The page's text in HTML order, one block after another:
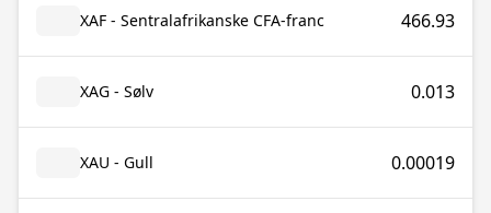
XAF - Sentralafrikanske CFA-franc 466.93
XAG - Sølv 0.013
XAU - Gull 0.00019